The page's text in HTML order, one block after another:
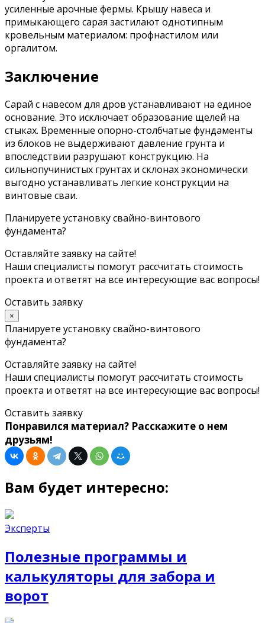
усиленные арочные фермы. Крышу навеса и
примыкающего сарая застилают однотипным
кровельным материалом: профнастилом или
оргалитом.
Заключение
Сарай с навесом для дров устанавливают на единое
основание. Это исключает образование щелей на
стыках. Временные опорно-столбчатые фундаменты
из блоков не выдерживают давление грунта и
впоследствии разрушают конструкцию. На
сильнопучинистых грунтах и склонах экономически
выгодно устанавливать легкие конструкции на
винтовые сваи.
Планируете установку свайно-винтового
фундамента?
Оставляйте заявку на сайте!
Наши специалисты помогут рассчитать стоимость
проекта и ответят на все интересующие вас вопросы!
Оставить заявку
×
Планируете установку свайно-винтового
фундамента?
Оставляйте заявку на сайте!
Наши специалисты помогут рассчитать стоимость
проекта и ответят на все интересующие вас вопросы!
Оставить заявку
Понравился материал? Расскажите о нем
друзьям!
Вам будет интересно:
Эксперты
Полезные программы и
калькуляторы для забора и
ворот